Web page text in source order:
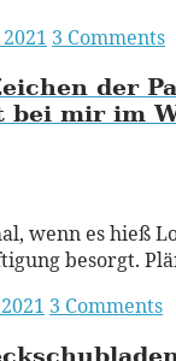
3 Comments
der
bei mir im
wenn es hieß
besorgt.
3 Comments